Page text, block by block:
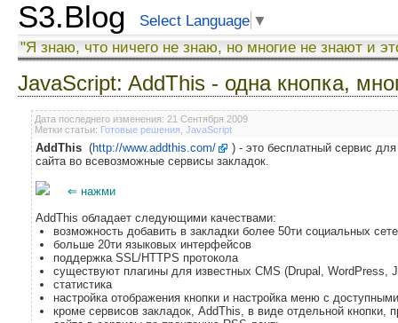
S3.Blog Select Language ▼
"Я знаю, что ничего не знаю, но многие не знают и
JavaScript: AddThis - одна кнопка,
Дата последнего изменения: 21 Сентября 2009
Метки статьи: Готовые решения JavaScript
AddThis (http://www.addthis.com/
) - это бесплатный сервис
сайта во всевозможные сервисы закладок.
⇐ нажми
AddThis обладает следующими качествами:
возможность добавить в закладки более 50ти социальных
больше 20ти языковых интерфейсов
поддержка SSL/HTTPS протокола
существуют плагины для известных CMS (Drupal, WordPress,
статистика
настройка отображения кнопки и настройка меню с
кроме сервисов закладок, AddThis, в виде отдельной кнопки,